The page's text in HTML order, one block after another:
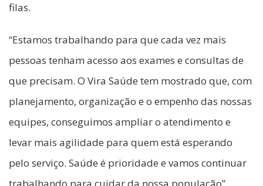
filas.
“Estamos trabalhando para que cada vez mais
pessoas tenham acesso aos exames e consultas de
que precisam. O Vira Saúde tem mostrado que, com
planejamento, organização e o empenho das nossas
equipes, conseguimos ampliar o atendimento e
levar mais agilidade para quem está esperando
pelo serviço. Saúde é prioridade e vamos continuar